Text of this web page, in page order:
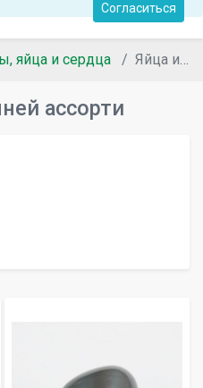
Согласиться
яйца и сердца Яйца из камней ассорти
ассорти